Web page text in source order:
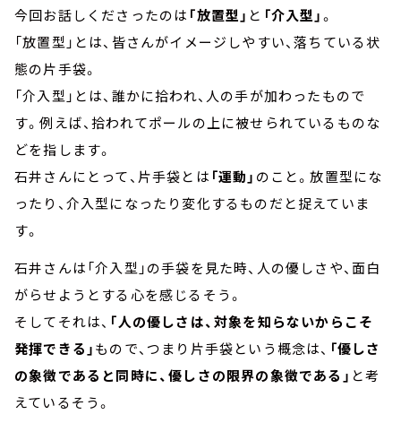
今回お話しくださったのは 「放置型」 と 「介入型」。
「放置型」とは、皆さんがイメージしやすい、落ちている状
態の片手袋。
「介入型」とは、誰かに拾われ、人の手が加わったもので
す。例えば、拾われてポールの上に被せられているものな
どを指します。
石井さんにとって、片手袋とは 「運動」 のこと。放置型にな
ったり、介入型になったり変化するものだと捉えていま
す。
石井さんは「介入型」の手袋を見た時、人の優しさや、面白
がらせようとする心を感じるそう。
そしてそれは、 「人の優しさは、対象を知らないからこそ
発揮できる」もので、つまり片手袋という概念は、 「優しさ
の象徴であると同時に、優しさの限界の象徴である」 と考
えているそう。